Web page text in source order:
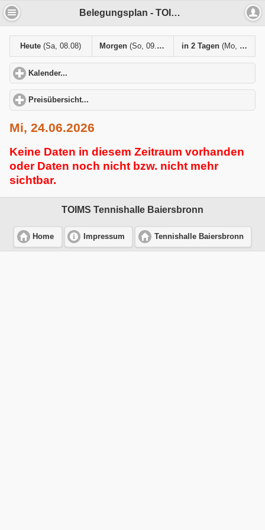
Belegungsplan - TOIMS Tennishalle Baiersbronn
Heute(Sa, 08.08) Morgen(So, 09.08) in 2 Tagen (Mo, 10.08)
Kalender...
Preisübersicht...
Mi, 24.06.2026
Keine Daten in diesem Zeitraum vorhanden
oder Daten noch nicht bzw. nicht mehr
sichtbar.
TOIMS Tennishalle Baiersbronn
Home Impressum Tennishalle Baiersbronn